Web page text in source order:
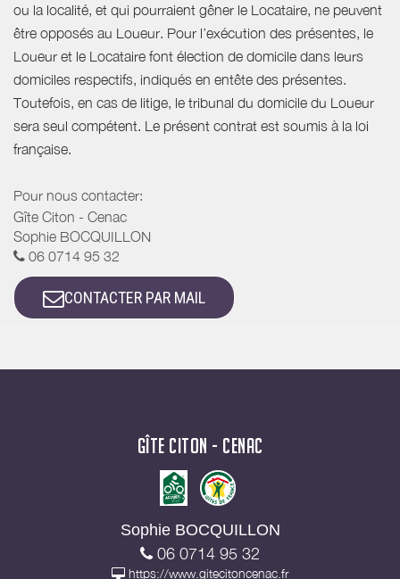
ou la localité, et qui pourraient gêner le Locataire, ne peuvent
être opposés au Loueur. Pour l’exécution des présentes, le
Loueur et le Locataire font élection de domicile dans leurs
domiciles respectifs, indiqués en entête des présentes.
Toutefois, en cas de litige, le tribunal du domicile du Loueur
sera seul compétent. Le présent contrat est soumis à la loi
française.
Pour nous contacter:
Gîte Citon - Cenac
Sophie BOCQUILLON
06 0714 95 32
CONTACTER PAR MAIL
GÎTE CITON - CENAC
Sophie BOCQUILLON
06 0714 95 32
https://www.gitecitoncenac.fr